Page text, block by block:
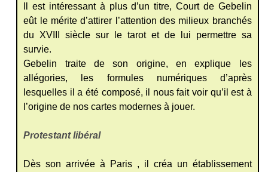
Il est intéressant à plus d’un titre, Court de Gebelin
eût le mérite d’attirer l’attention des milieux branchés
du XVIII siècle sur le tarot et de lui permettre sa
survie.
Gebelin traite de son origine, en explique les
allégories, les formules numériques d’après
lesquelles il a été composé, il nous fait voir qu’il est à
l’origine de nos cartes modernes à jouer.
Protestant libéral
Dès son arrivée à Paris , il créa un établissement